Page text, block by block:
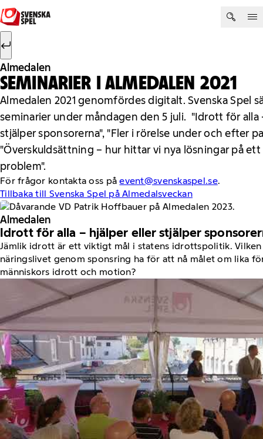
Hoppa till innehåll
Sök efter:
Almedalen
SEMINARIER I ALMEDALEN 2021
Almedalen 2021 genomfördes digitalt. Svenska Spel
seminarier under måndagen den 5 juli. "Idrott för alla
stjälper sponsorerna", "Fler i rörelse under och efter
"Överskuldsättning – hur hittar vi nya lösningar på ett
problem".
För frågor kontakta oss påevent@svenskaspel.se.
Tillbaka till Svenska Spel på Almedalsveckan
Almedalen
Idrott för alla – hjälper eller stjälper
Jämlik idrott är ett viktigt mål i statens idrottspolitik.
näringslivet genom sponsring ha för att nå målet om lika
människors idrott och motion?